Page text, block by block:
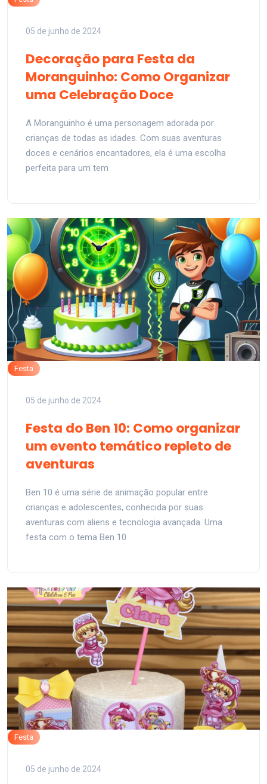
05 de junho de 2024
Decoração para Festa da
Moranguinho: Como Organizar
uma Celebração Doce
A Moranguinho é uma personagem adorada por
crianças de todas as idades. Com suas aventuras
doces e cenários encantadores, ela é uma escolha
perfeita para um tem
Festa
05 de junho de 2024
Festa do Ben 10: Como organizar
um evento temático repleto de
aventuras
Ben 10 é uma série de animação popular entre
crianças e adolescentes, conhecida por suas
aventuras com aliens e tecnologia avançada. Uma
festa com o tema Ben 10
Festa
05 de junho de 2024